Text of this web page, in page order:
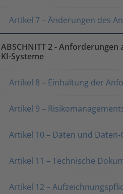
Artikel 7 – Änderungen des
ABSCHNITT 2 - Anforderungen
KI-Systeme
Artikel 8 – Einhaltung der
Artikel 9 –
Artikel 10 – Daten und
Artikel 11 – Technische
Artikel 12 –